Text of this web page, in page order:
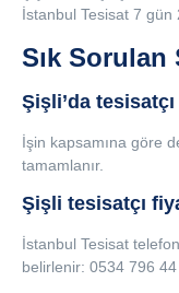
İstanbul Tesisat 7
Sık Sorulan
Şişli’da
İşin kapsamına göre
tamamlanır.
Şişli tesisatçı
İstanbul Tesisat
belirlenir: 0534 796 44